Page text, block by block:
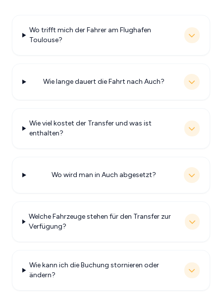
Wo trifft mich der Fahrer am Flughafen
Toulouse?
Wie lange dauert die Fahrt nach Auch?
Wie viel kostet der Transfer und was ist
enthalten?
Wo wird man in Auch abgesetzt?
Welche Fahrzeuge stehen für den Transfer zur
Verfügung?
Wie kann ich die Buchung stornieren oder
ändern?